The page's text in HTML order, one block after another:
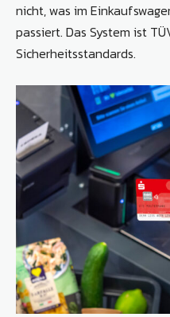
nicht, was im
passiert. Das System ist
Sicherheitsstandards.